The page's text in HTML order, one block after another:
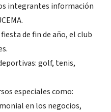
integrantes información
de fin de año, el club
golf, tenis,
especiales como:
en los negocios,